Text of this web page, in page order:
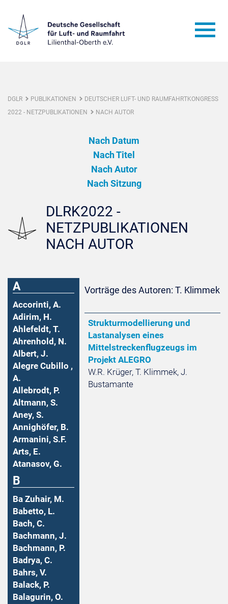
DGLR PUBLIKATIONEN
DEUTSCHER LUFT- UND RAUMFAHRTKONGRESS
2022 - NETZPUBLIKATIONEN
NACH AUTOR
Nach Datum
Nach Titel
Nach Autor
Nach Sitzung
DLRK2022 -
NETZPUBLIKATIONEN
NACH AUTOR
A
Accorinti, A.
Adirim, H.
Ahlefeldt, T.
Ahrenhold, N.
Albert, J.
Alegre Cubillo ,
A.
Allebrodt, P.
Altmann, S.
Aney, S.
Annighöfer, B.
Armanini, S.F.
Arts, E.
Atanasov, G.
B
Ba Zuhair, M.
Babetto, L.
Bach, C.
Bachmann, J.
Bachmann, P.
Badrya, C.
Bahrs, V.
Balack, P.
Balagurin, O.
Vorträge des Autoren: T. Klimmek
Strukturmodellierung und
Lastanalysen eines
Mittelstreckenflugzeugs im
Projekt ALEGRO
W.R. Krüger, T. Klimmek, J.
Bustamante